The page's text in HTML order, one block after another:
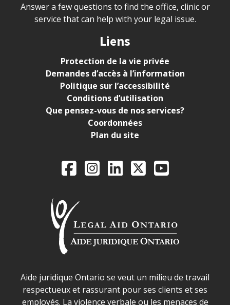
Answer a few questions to find the office, clinic or
service that can help with your legal issue.
Liens
Protection de la vie privée
Demandes d’accès à l’information
Politique sur l’accessibilité
Conditions d’utilisation
Que pensez-vous de nos services?
Coordonnées
Plan du site
Legal Aid Ontario
FacebookInstagram
LinkedIn
X YouTube
Déclaration sur la sécurité dans les locaux d'AJO.
Aide juridique Ontario se veut un milieu de travail
respectueux et rassurant pour ses clients et ses
employés. La violence verbale ou les menaces de